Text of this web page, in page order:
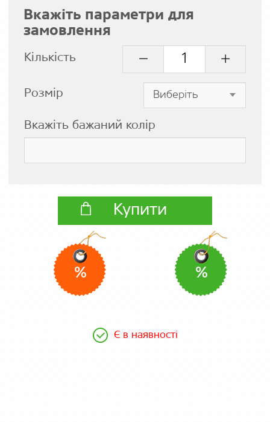
Вкажіть параметри для
замовлення
Кількість
Розмір
Вкажіть бажаний колір
Купити
% %
Є в наявності